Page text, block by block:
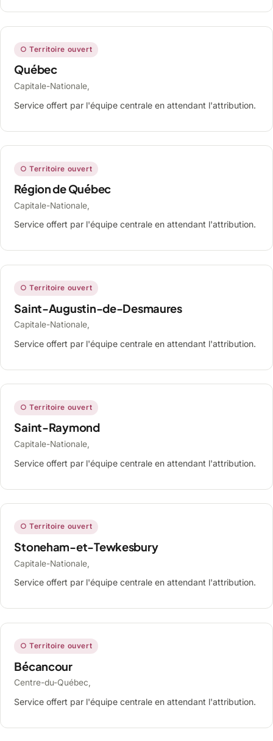
○ Territoire ouvert
Québec
Capitale-Nationale,
Service offert par l'équipe centrale en attendant l'attribution.
○ Territoire ouvert
Région de Québec
Capitale-Nationale,
Service offert par l'équipe centrale en attendant l'attribution.
○ Territoire ouvert
Saint-Augustin-de-Desmaures
Capitale-Nationale,
Service offert par l'équipe centrale en attendant l'attribution.
○ Territoire ouvert
Saint-Raymond
Capitale-Nationale,
Service offert par l'équipe centrale en attendant l'attribution.
○ Territoire ouvert
Stoneham-et-Tewkesbury
Capitale-Nationale,
Service offert par l'équipe centrale en attendant l'attribution.
○ Territoire ouvert
Bécancour
Centre-du-Québec,
Service offert par l'équipe centrale en attendant l'attribution.